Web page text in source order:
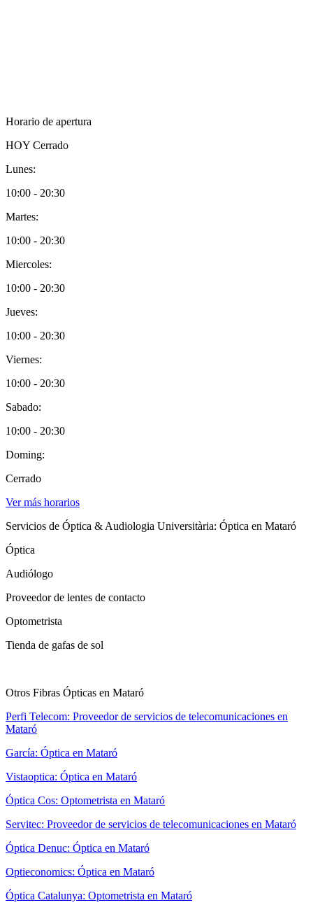
Horario de apertura
HOY Cerrado
Lunes:
10:00 - 20:30
Martes:
10:00 - 20:30
Miercoles:
10:00 - 20:30
Jueves:
10:00 - 20:30
Viernes:
10:00 - 20:30
Sabado:
10:00 - 20:30
Doming:
Cerrado
Ver más horarios
Servicios de Óptica & Audiologia Universitària: Óptica en Mataró
Óptica
Audiólogo
Proveedor de lentes de contacto
Optometrista
Tienda de gafas de sol
Otros Fibras Ópticas en Mataró
Perfi Telecom: Proveedor de servicios de telecomunicaciones en
Mataró
García: Óptica en Mataró
Vistaoptica: Óptica en Mataró
Óptica Cos: Optometrista en Mataró
Servitec: Proveedor de servicios de telecomunicaciones en Mataró
Óptica Denuc: Óptica en Mataró
Optieconomics: Óptica en Mataró
Óptica Catalunya: Optometrista en Mataró